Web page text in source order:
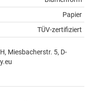
Papier
TÜV-zertifiziert
Miesbacherstr. 5, D-